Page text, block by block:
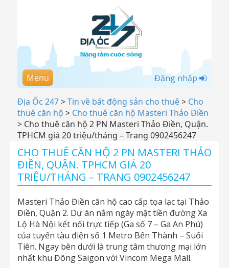
Menu Đăng nhập
Địa Ốc 247>Tin về bất động sản cho thuê> Cho
thuê căn hộ > Cho thuê căn hộ Masteri Thảo Điền
> Cho thuê căn hộ 2 PN Masteri Thảo Điền, Quận.
TPHCM giá 20 triệu/tháng – Trang 0902456247
CHO THUÊ CĂN HỘ 2 PN MASTERI THẢO
ĐIỀN, QUẬN. TPHCM GIÁ 20
TRIỆU/THÁNG – TRANG 0902456247
Masteri Thảo Điền căn hộ cao cấp tọa lạc tại Thảo
Điền, Quận 2. Dự án nằm ngày mặt tiền đường Xa
Lộ Hà Nội kết nối trực tiếp (Ga số 7 – Ga An Phú)
của tuyến tàu điện số 1 Metro Bến Thành – Suối
Tiên. Ngay bên dưới là trung tâm thương mại lớn
nhất khu Đông Saigon với Vincom Mega Mall.